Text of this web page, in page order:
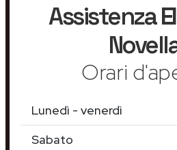
Assistenza
Orari
Lunedì - venerdì
Sabato